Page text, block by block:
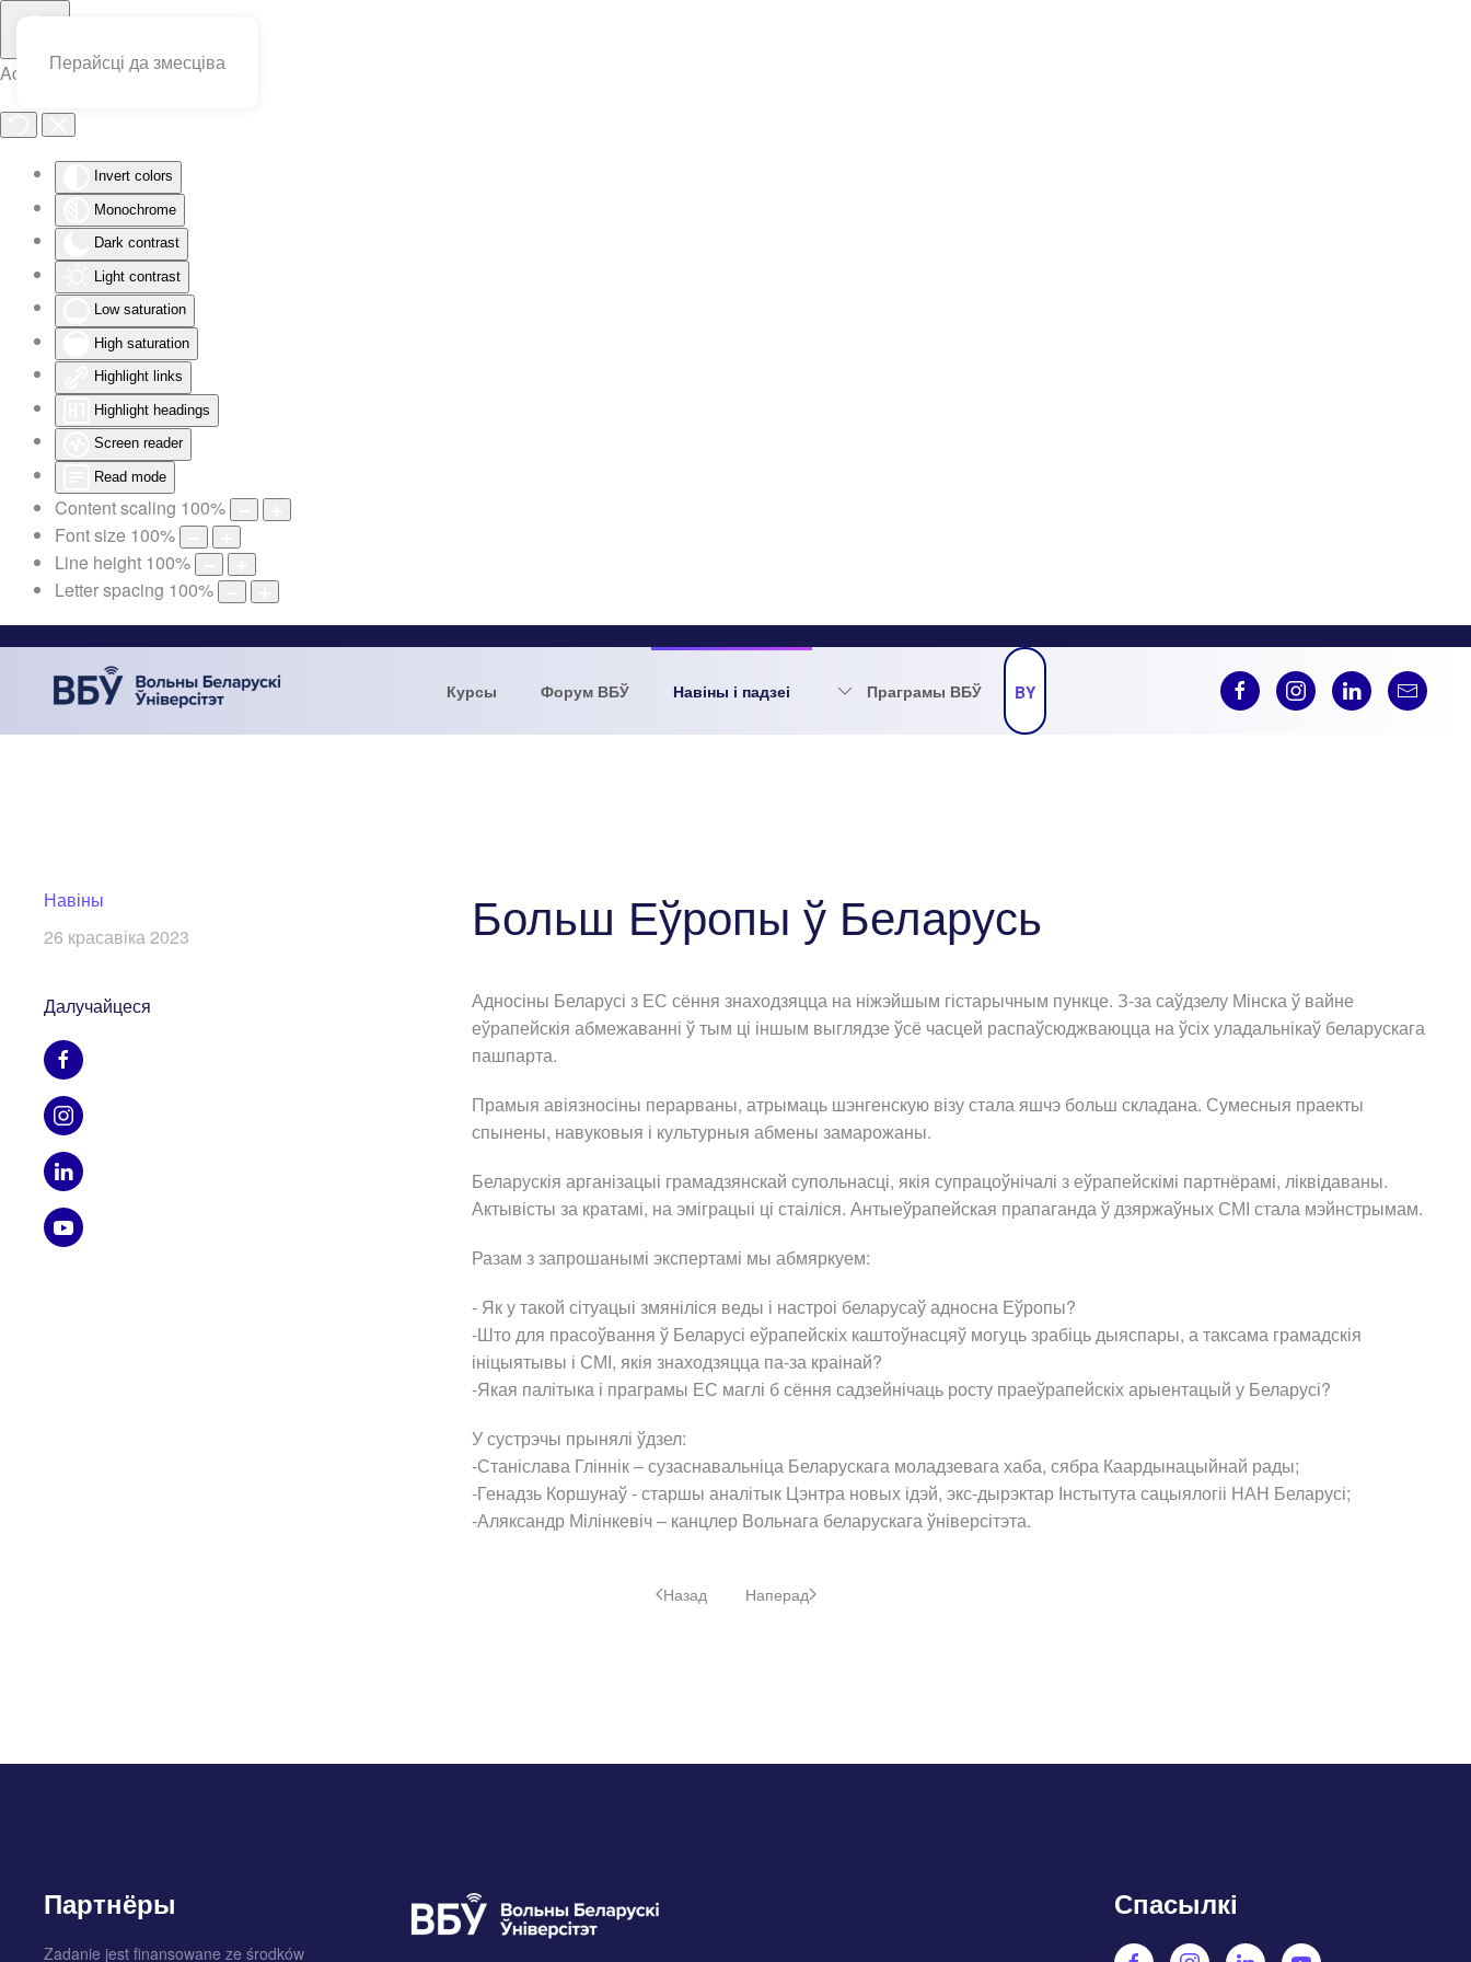
Accessibility Tools
Invert colors
Monochrome
Dark contrast
Light contrast
Low saturation
High saturation
Highlight links
Highlight headings
Screen reader
Read mode
Content scaling 100%
Font size 100%
Line height 100%
Letter spacing 100%
Перайсці да змесціва
Курсы Форум ВБЎ Навіны і падзеі Праграмы ВБЎ BY
Навіны
26 красавіка 2023
Далучайцеся
Больш Еўропы ў Беларусь
Адносіны Беларусі з ЕС сёння знаходзяцца на ніжэйшым гістарычным пункце. З-за саўдзелу Мінска ў вайне
еўрапейскія абмежаванні ў тым ці іншым выглядзе ўсё часцей распаўсюджваюцца на ўсіх уладальнікаў беларускага
пашпарта.
Прамыя авіязносіны перарваны, атрымаць шэнгенскую візу стала яшчэ больш складана. Сумесныя праекты
спынены, навуковыя і культурныя абмены замарожаны.
Беларускія арганізацыі грамадзянскай супольнасці, якія супрацоўнічалі з еўрапейскімі партнёрамі, ліквідаваны.
Актывісты за кратамі, на эміграцыі ці стаіліся. Антыеўрапейская прапаганда ў дзяржаўных СМІ стала мэйнстрымам.
Разам з запрошанымі экспертамі мы абмяркуем:
- Як у такой сітуацыі змяніліся веды і настроі беларусаў адносна Еўропы?
-Што для прасоўвання ў Беларусі еўрапейскіх каштоўнасцяў могуць зрабіць дыяспары, а таксама грамадскія
ініцыятывы і СМІ, якія знаходзяцца па-за краінай?
-Якая палітыка і праграмы ЕС маглі б сёння садзейнічаць росту праеўрапейскіх арыентацый у Беларусі?
У сустрэчы прынялі ўдзел:
-Станіслава Гліннік – сузаснавальніца Беларускага моладзевага хаба, сябра Каардынацыйнай рады;
-Генадзь Коршунаў - старшы аналітык Цэнтра новых ідэй, экс-дырэктар Інстытута сацыялогіі НАН Беларусі;
-Аляксандр Мілінкевіч – канцлер Вольнага беларускага ўніверсітэта.
Назад Наперад
Партнёры
Zadanie jest finansowane ze środków
Спасылкі